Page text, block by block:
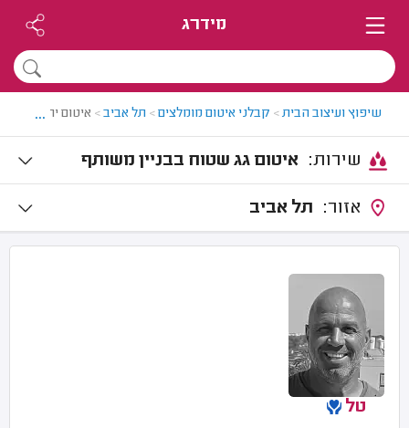
מידרג
שיפוץ ועיצוב הבית> קבלני איטום מומלצים> תל אביב> איטום יריעות
...
איטום גג שטוח בבניין משותף
תל אביב
טל